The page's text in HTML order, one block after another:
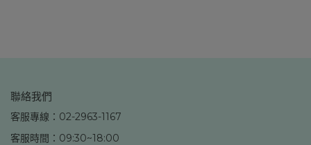
聯絡我們
客服專線：02-2963-1167
客服時間：09:30~18:00